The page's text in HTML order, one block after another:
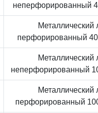
неперфорированный
Металлический
перфорированный
Металлический
неперфорированный
Металлический
перфорированный